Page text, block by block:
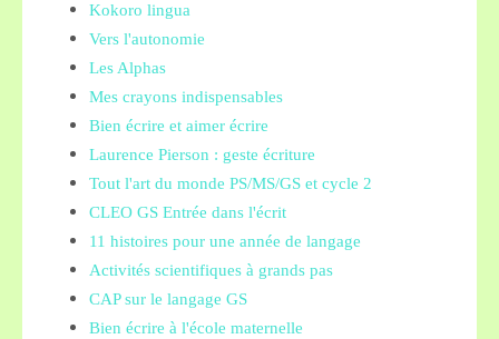
Kokoro lingua
Vers l'autonomie
Les Alphas
Mes crayons indispensables
Bien écrire et aimer écrire
Laurence Pierson : geste écriture
Tout l'art du monde PS/MS/GS et cycle 2
CLEO GS Entrée dans l'écrit
11 histoires pour une année de langage
Activités scientifiques à grands pas
CAP sur le langage GS
Bien écrire à l'école maternelle